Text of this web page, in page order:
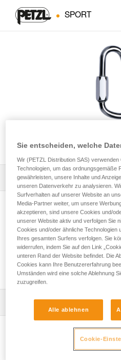
SPORT
SPEEDY
Alle technischen
Techniken zum
Die Gebrauchsanleitung
Technical
Sie entscheiden, welche
Wir (PETZL Distribution SAS)
Technologien, um das ordnungsgemäße
gewährleisten, unsere Inhalte und
unseren Datenverkehr zu analysieren.
Surfverhalten auf unserer Website an
Media-Partner weiter, um unsere
akzeptieren, sind unsere Cookies und/
unserer Website aktiv und verfolgen Sie
Cookies und/oder ähnliche Technologien
Ihres gesamten Surfens verfolgen. Sie
widerrufen, indem Sie auf den Link
unteren Rand der Website befindet. Die
Cookies kann Ihre Benutzererfahrung
Umständen wird eine solche Ablehnung
zuzugreifen.
Alle ablehnen
Cookie-